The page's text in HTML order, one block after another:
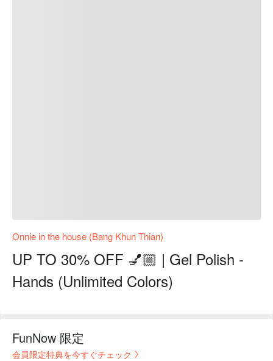
Onnie in the house (Bang Khun Thian)
UP TO 30% OFF 💅🏼 | Gel Polish -
Hands (Unlimited Colors)
FunNow 限定
会員限定特典を今すぐチェック